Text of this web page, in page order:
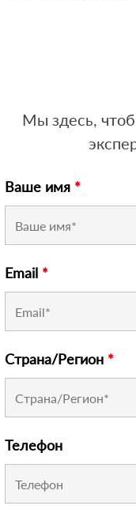
Мы здесь,
Ваше имя *
Email *
Страна/Регион *
Телефон